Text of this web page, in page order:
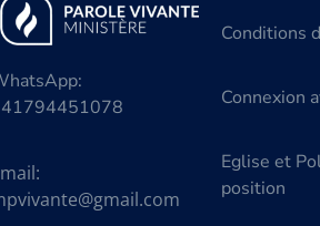
Conditions
Connexion
Eglise et
position